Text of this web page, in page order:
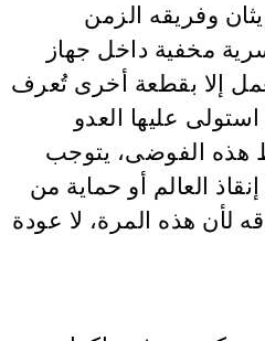
وفريقه الزمن
مخفية داخل جهاز
إلا بقطعة أخرى تُعرف
استولى عليها العدو
هذه الفوضى، يتوجب
العالم أو حماية من
لأن هذه المرة، لا عودة